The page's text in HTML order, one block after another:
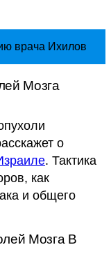
врача Ихилов
Мозга
о
. Тактика
как
и общего
Мозга В